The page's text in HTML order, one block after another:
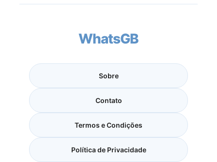
WhatsGB
Sobre
Contato
Termos e Condições
Política de Privacidade